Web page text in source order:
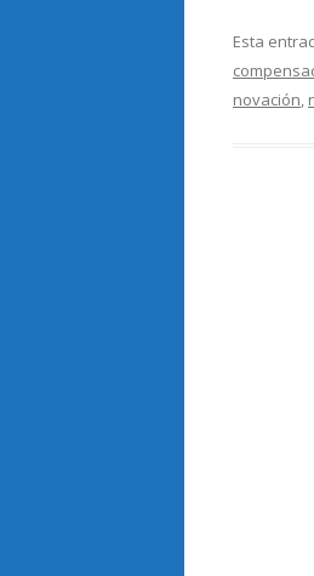
e
b
Esta
novación,